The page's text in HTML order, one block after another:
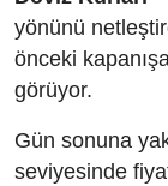
yönünü
önceki
görüyor.
Gün sonuna
seviyesinde